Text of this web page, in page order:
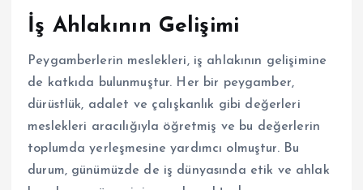
İş Ahlakının Gelişimi
Peygamberlerin meslekleri, iş ahlakının gelişimine
de katkıda bulunmuştur. Her bir peygamber,
dürüstlük, adalet ve çalışkanlık gibi değerleri
meslekleri aracılığıyla öğretmiş ve bu değerlerin
toplumda yerleşmesine yardımcı olmuştur. Bu
durum, günümüzde de iş dünyasında etik ve ahlak